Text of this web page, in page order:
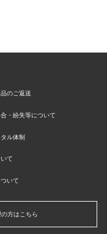
のご返送
・紛失等について
ル体制
て
いて
方はこちら